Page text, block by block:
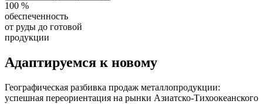
100 %
обеспеченность
от руды до готовой
продукции
Адаптируемся к новому
Географическая разбивка продаж металлопродукции:
успешная переориентация на рынки Азиатско-Тихоокеанского